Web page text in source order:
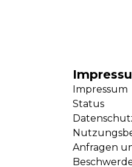
Impressum
Status
Anfragen